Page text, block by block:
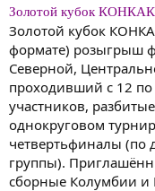
Золотой кубок
Золотой кубок
формате) розыгрыш
Северной,
проходивший с 12
участников,
однокруговом
четвертьфиналы (по
группы).
сборные Колумбии и